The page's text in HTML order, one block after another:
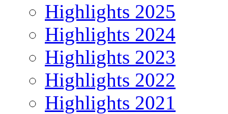
Highlights 2025
Highlights 2024
Highlights 2023
Highlights 2022
Highlights 2021